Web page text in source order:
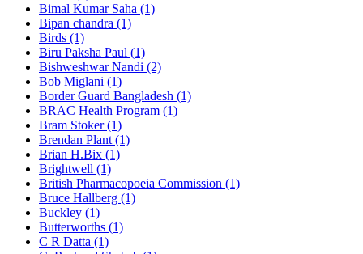
Bimal Kumar Saha (1)
Bipan chandra (1)
Birds (1)
Biru Paksha Paul (1)
Bishweshwar Nandi (2)
Bob Miglani (1)
Border Guard Bangladesh (1)
BRAC Health Program (1)
Bram Stoker (1)
Brendan Plant (1)
Brian H.Bix (1)
Brightwell (1)
British Pharmacopoeia Commission (1)
Bruce Hallberg (1)
Buckley (1)
Butterworths (1)
C R Datta (1)